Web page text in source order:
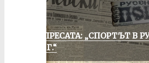
ОТ ПРЕСАТА: „СПОРТЪТ В
1935 Г.“